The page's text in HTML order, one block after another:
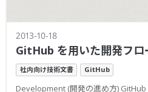
2013-10-18
GitHub を用いた開発フロ
社内向け技術文書 GitHub
Development (開発の進め方) GitHub